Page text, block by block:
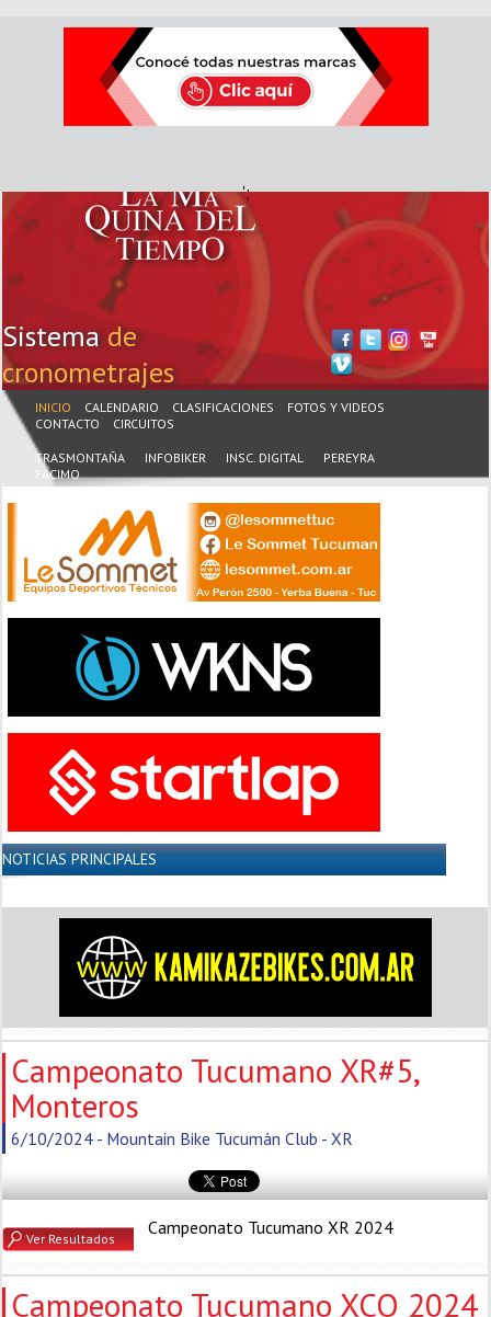
';
Sistemade
cronometrajes
INICIO CALENDARIO CLASIFICACIONES
FOTOS Y VIDEOS
CONTACTO
CIRCUITOS
TRASMONTAÑA INFOBIKER INSC. DIGITAL
PEREYRA
FACIMO
NOTICIAS PRINCIPALES
Campeonato Tucumano XR#5,
Monteros
6/10/2024 - Mountain Bike Tucumán Club - XR
Campeonato Tucumano XR 2024
Ver Resultados
Campeonato Tucumano XCO 2024